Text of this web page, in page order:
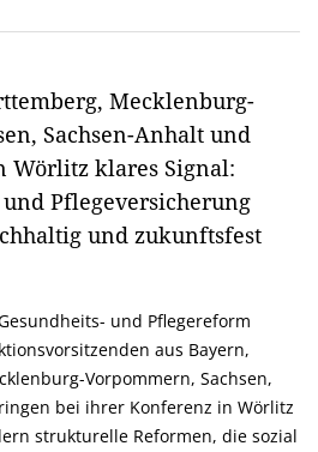
Mecklenburg-
Sachsen-Anhalt und
Wörlitz klares Signal:
Pflegeversicherung
und zukunftsfest
und Pflegereform
aus Bayern,
Vorpommern, Sachsen,
bei ihrer Konferenz in Wörlitz
strukturelle Reformen, die sozial